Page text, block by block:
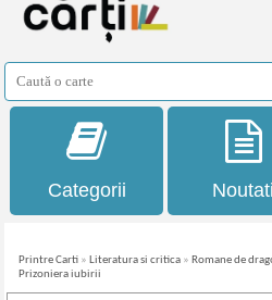
Categorii Noutati
Printre Carti » Literatura si critica » Romane de
Prizoniera iubirii